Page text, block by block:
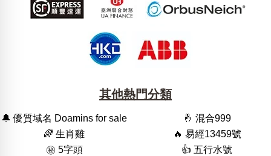
其他熱門分類
🔔 優質域名 Doamins for sale
🤞 混合999
🌈 生肖雞
🔥 易經13459號
㊙️ 5字頭
👍 五行水號